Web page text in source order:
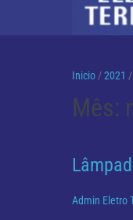
Inicio /2021 /
Mês:
Admin Eletro